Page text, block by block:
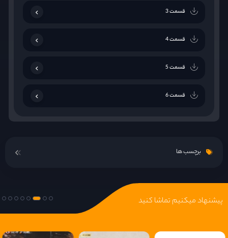
قسمت 3
قسمت 4
قسمت 5
قسمت 6
برچسب ها
پیشنهاد میکنیم تماشا کنید